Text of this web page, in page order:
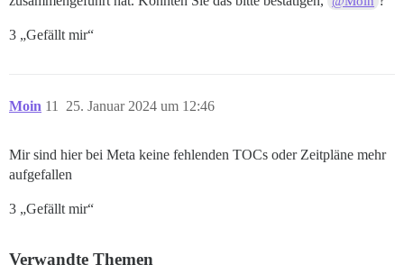
3 „Gefällt mir“
Moin 25. Januar 2024 um 12:46
11
Mir sind hier bei Meta keine fehlenden TOCs oder Zeitpläne mehr
aufgefallen
3 „Gefällt mir“
Verwandte Themen